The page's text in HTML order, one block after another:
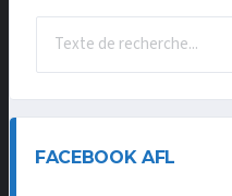
FACEBOOK AFL